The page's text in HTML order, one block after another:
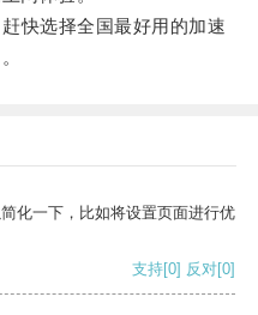
选择全国最好用的加速
化一下，比如将设置页面进行优
支持[0] 反对[0]